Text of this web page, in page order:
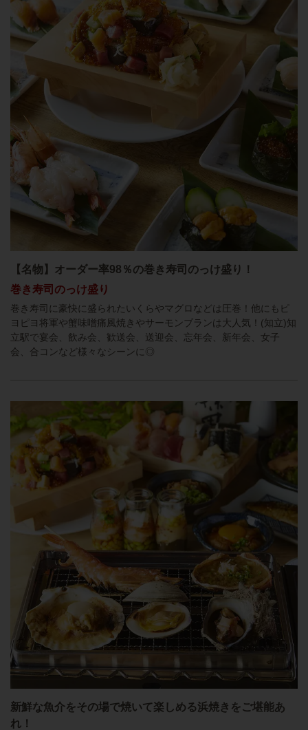
【名物】オーダー率98％の巻き寿司のっけ盛り！
巻き寿司のっけ盛り
巻き寿司に豪快に盛られたいくらやマグロなどは圧巻！他にもピ
ヨピヨ将軍や蟹味噌痛風焼きやサーモンブランは大人気！(知立)知
立駅で宴会、飲み会、歓送会、送迎会、忘年会、新年会、女子
会、合コンなど様々なシーンに◎
新鮮な魚介をその場で焼いて楽しめる浜焼きをご堪能あ
れ！